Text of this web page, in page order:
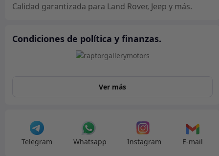
Calidad garantizada para Land Rover, Jeep y más.
Condiciones de política y finanzas.
Ver más
Telegram Whatsapp Instagram E-mail